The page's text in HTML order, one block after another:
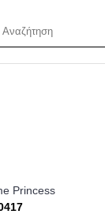
Princess